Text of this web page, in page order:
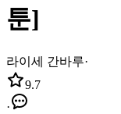
툰]
라이세 간바루·
9.7
·